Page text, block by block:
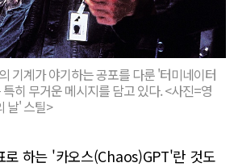
기계가 야기하는 공포를 다룬 '터미네이터
히 무거운 메시지를 담고 있다. <사진=영
날' 스틸>
로 하는 '카오스(Chaos)GPT'란 것도